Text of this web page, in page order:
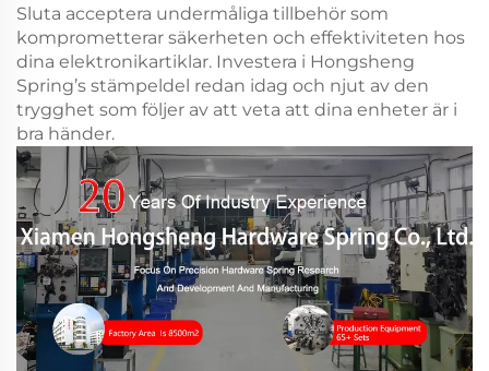
Sluta acceptera undermåliga tillbehör som
komprometterar säkerheten och effektiviteten hos
dina elektronikartiklar. Investera i Hongsheng
Spring’s stämpeldel redan idag och njut av den
trygghet som följer av att veta att dina enheter är i
bra händer.